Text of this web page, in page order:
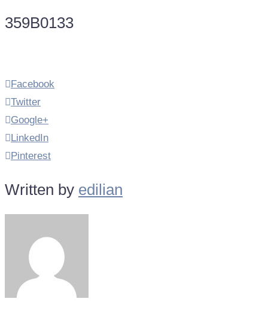
359B0133
Facebook
Twitter
Google+
LinkedIn
Pinterest
Written by edilian